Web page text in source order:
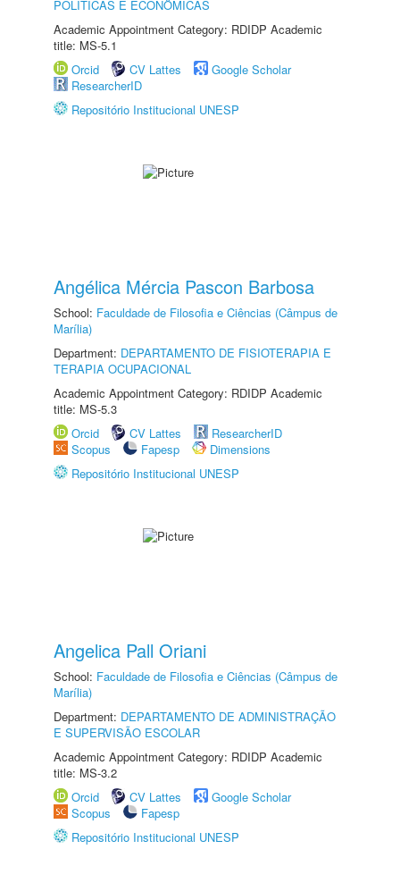
POLÍTICAS E ECONÔMICAS
Academic Appointment Category: RDIDP Academic
title: MS-5.1
Orcid
CV Lattes
Google Scholar
ResearcherID
Repositório Institucional UNESP
Angélica Mércia Pascon Barbosa
School: Faculdade de Filosofia e Ciências (Câmpus de
Marília)
Department: DEPARTAMENTO DE FISIOTERAPIA E
TERAPIA OCUPACIONAL
Academic Appointment Category: RDIDP Academic
title: MS-5.3
Orcid
CV Lattes
ResearcherID
Scopus
Fapesp
Dimensions
Repositório Institucional UNESP
Angelica Pall Oriani
School: Faculdade de Filosofia e Ciências (Câmpus de
Marília)
Department: DEPARTAMENTO DE ADMINISTRAÇÃO
E SUPERVISÃO ESCOLAR
Academic Appointment Category: RDIDP Academic
title: MS-3.2
Orcid
CV Lattes
Google Scholar
Scopus
Fapesp
Repositório Institucional UNESP